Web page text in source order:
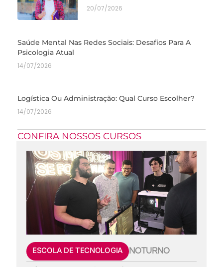
20/07/2026
Saúde Mental Nas Redes Sociais: Desafios Para A
Psicologia Atual
14/07/2026
Logística Ou Administração: Qual Curso Escolher?
14/07/2026
CONFIRA NOSSOS CURSOS
ESCOLA DE TECNOLOGIA NOTURNO